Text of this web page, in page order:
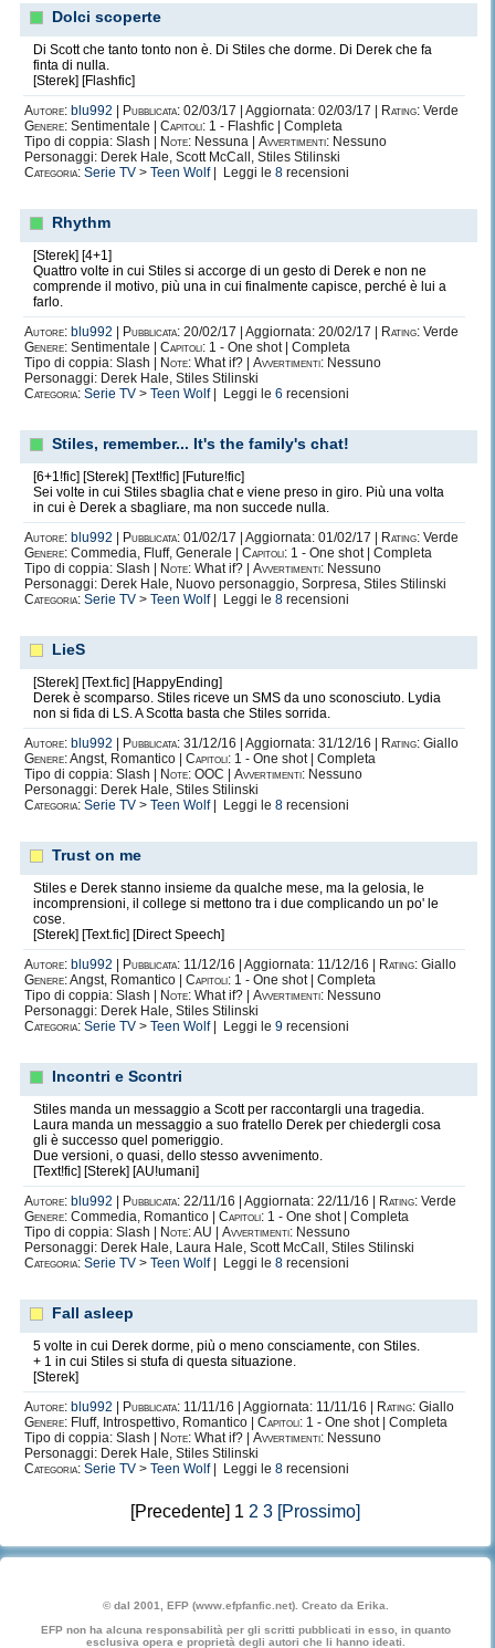
Dolci scoperte
Di Scott che tanto tonto non è. Di Stiles che dorme. Di Derek che fa
finta di nulla.
[Sterek] [Flashfic]
Autore: blu992 Pubblicata: 02/03/17 | Aggiornata: 02/03/17 | Rating: Verde
Genere: Sentimentale | Capitoli: 1 - Flashfic | Completa
Tipo di coppia: Slash |
Note: Nessuna | Avvertimenti: Nessuno
Personaggi: Derek Hale, Scott McCall, Stiles Stilinski
Categoria: Serie TV > Teen Wolf| Leggi le 8 recensioni
Rhythm
[Sterek] [4+1]
Quattro volte in cui Stiles si accorge di un gesto di Derek e non ne
comprende il motivo, più una in cui finalmente capisce, perché è lui a
farlo.
Autore: blu992 Pubblicata: 20/02/17 | Aggiornata: 20/02/17 | Rating: Verde
Genere: Sentimentale | Capitoli: 1 - One shot | Completa
Tipo di coppia: Slash |
Note: What if? | Avvertimenti: Nessuno
Personaggi: Derek Hale, Stiles Stilinski
Categoria: Serie TV > Teen Wolf| Leggi le 6 recensioni
Stiles, remember... It's the family's chat!
[6+1!fic] [Sterek] [Text!fic] [Future!fic]
Sei volte in cui Stiles sbaglia chat e viene preso in giro. Più una volta
in cui è Derek a sbagliare, ma non succede nulla.
Autore: blu992 Pubblicata: 01/02/17 | Aggiornata: 01/02/17 | Rating: Verde
Genere: Commedia, Fluff, Generale | Capitoli: 1 - One shot | Completa
Tipo di coppia: Slash |
Note: What if? | Avvertimenti: Nessuno
Personaggi: Derek Hale, Nuovo personaggio, Sorpresa, Stiles Stilinski
Categoria: Serie TV > Teen Wolf| Leggi le 8 recensioni
LieS
[Sterek] [Text.fic] [HappyEnding]
Derek è scomparso. Stiles riceve un SMS da uno sconosciuto. Lydia
non si fida di LS. A Scotta basta che Stiles sorrida.
Autore: blu992 Pubblicata: 31/12/16 | Aggiornata: 31/12/16 | Rating: Giallo
Genere:Angst, Romantico | Capitoli: 1 - One shot | Completa
Tipo di coppia: Slash |
Note: OOC | Avvertimenti: Nessuno
Personaggi: Derek Hale, Stiles Stilinski
Categoria: Serie TV > Teen Wolf| Leggi le 8 recensioni
Trust on me
Stiles e Derek stanno insieme da qualche mese, ma la gelosia, le
incomprensioni, il college si mettono tra i due complicando un po' le
cose.
[Sterek] [Text.fic] [Direct Speech]
Autore: blu992 Pubblicata: 11/12/16 | Aggiornata: 11/12/16 | Rating: Giallo
Genere:Angst, Romantico | Capitoli: 1 - One shot | Completa
Tipo di coppia: Slash |
Note: What if? | Avvertimenti: Nessuno
Personaggi: Derek Hale, Stiles Stilinski
Categoria: Serie TV > Teen Wolf| Leggi le 9 recensioni
Incontri e Scontri
Stiles manda un messaggio a Scott per raccontargli una tragedia.
Laura manda un messaggio a suo fratello Derek per chiedergli cosa
gli è successo quel pomeriggio.
Due versioni, o quasi, dello stesso avvenimento.
[Text!fic] [Sterek] [AU!umani]
Autore: blu992 Pubblicata: 22/11/16 | Aggiornata: 22/11/16 | Rating: Verde
Genere: Commedia, Romantico | Capitoli: 1 - One shot | Completa
Tipo di coppia: Slash |
Note:AU | Avvertimenti: Nessuno
Personaggi: Derek Hale, Laura Hale, Scott McCall, Stiles Stilinski
Categoria: Serie TV > Teen Wolf| Leggi le 8 recensioni
Fall asleep
5 volte in cui Derek dorme, più o meno consciamente, con Stiles.
+ 1 in cui Stiles si stufa di questa situazione.
[Sterek]
Autore: blu992 Pubblicata: 11/11/16 | Aggiornata: 11/11/16 | Rating: Giallo
Genere: Fluff, Introspettivo, Romantico | Capitoli: 1 - One shot | Completa
Tipo di coppia: Slash |
Note: What if? | Avvertimenti: Nessuno
Personaggi: Derek Hale, Stiles Stilinski
Categoria: Serie TV > Teen Wolf| Leggi le 8 recensioni
[Precedente] 1 2 3 [Prossimo]
© dal 2001, EFP (www.efpfanfic.net). Creato da Erika.
EFP non ha alcuna responsabilità per gli scritti pubblicati in esso, in quanto
esclusiva opera e proprietà degli autori che li hanno ideati.